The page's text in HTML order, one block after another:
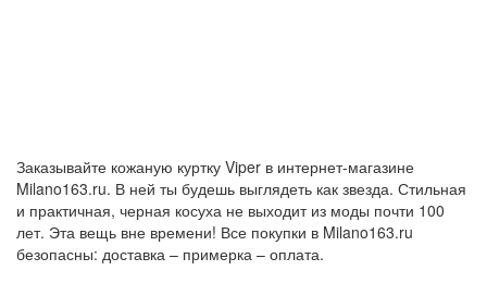
Заказывайте кожаную куртку Viper в интернет-магазине
Milano163.ru. В ней ты будешь выглядеть как звезда. Стильная
и практичная, черная косуха не выходит из моды почти 100
лет. Эта вещь вне времени! Все покупки в Milano163.ru
безопасны: доставка – примерка – оплата.